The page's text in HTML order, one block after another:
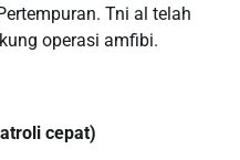
Tni al telah
operasi amfibi.
cepat)